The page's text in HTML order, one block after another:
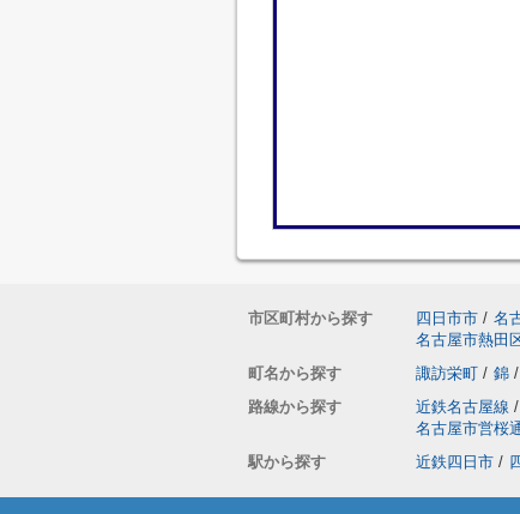
市区町村から探す 四日市市 / 名
名古屋市熱田
町名から探す
諏訪栄町 / 錦 /
路線から探す
近鉄名古屋線 /
名古屋市営桜
駅から探す
近鉄四日市 /